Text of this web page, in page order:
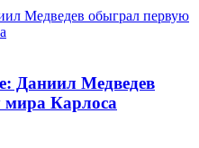
Медведев обыграл первую
Даниил Медведев
мира Карлоса